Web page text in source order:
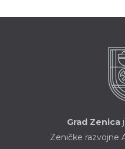
Grad Zenica
Zeničke razvojne